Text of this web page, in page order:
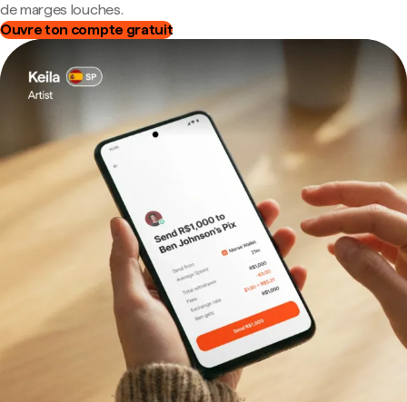
de marges louches.
Ouvre ton compte gratuit